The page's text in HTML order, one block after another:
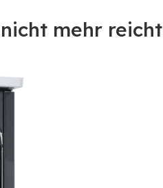
mehr reicht